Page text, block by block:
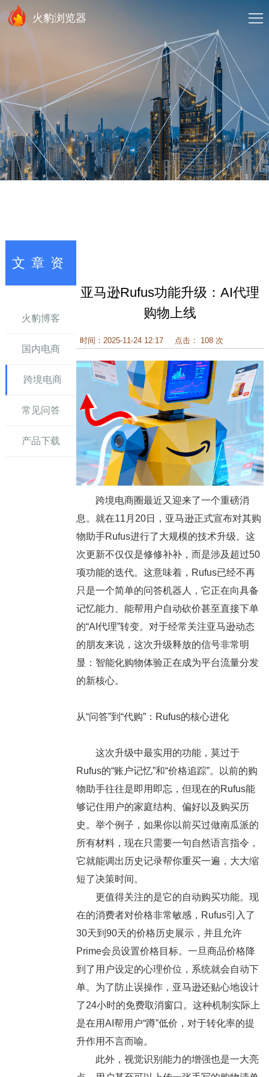
火豹浏览器
文章资
火豹博客
国内电商
跨境电商
常见问答
产品下载
亚马逊Rufus功能升级：AI代理
购物上线
时间：2025-11-24 12:17 点击： 108 次
跨境电商圈最近又迎来了一个重磅消
息。就在11月20日，亚马逊正式宣布对其购
物助手Rufus进行了大规模的技术升级。这
次更新不仅仅是修修补补，而是涉及超过50
项功能的迭代。这意味着，Rufus已经不再
只是一个简单的问答机器人，它正在向具备
记忆能力、能帮用户自动砍价甚至直接下单
的“AI代理”转变。对于经常关注亚马逊动态
的朋友来说，这次升级释放的信号非常明
显：智能化购物体验正在成为平台流量分发
的新核心。
从“问答”到“代购”：Rufus的核心进化
这次升级中最实用的功能，莫过于
Rufus的“账户记忆”和“价格追踪”。以前的购
物助手往往是即用即忘，但现在的Rufus能
够记住用户的家庭结构、偏好以及购买历
史。举个例子，如果你以前买过做南瓜派的
所有材料，现在只需要一句自然语言指令，
它就能调出历史记录帮你重买一遍，大大缩
短了决策时间。
更值得关注的是它的自动购买功能。现
在的消费者对价格非常敏感，Rufus引入了
30天到90天的价格历史展示，并且允许
Prime会员设置价格目标。一旦商品价格降
到了用户设定的心理价位，系统就会自动下
单。为了防止误操作，亚马逊还贴心地设计
了24小时的免费取消窗口。这种机制实际上
是在用AI帮用户“蹲”低价，对于转化率的提
升作用不言而喻。
此外，视觉识别能力的增强也是一大亮